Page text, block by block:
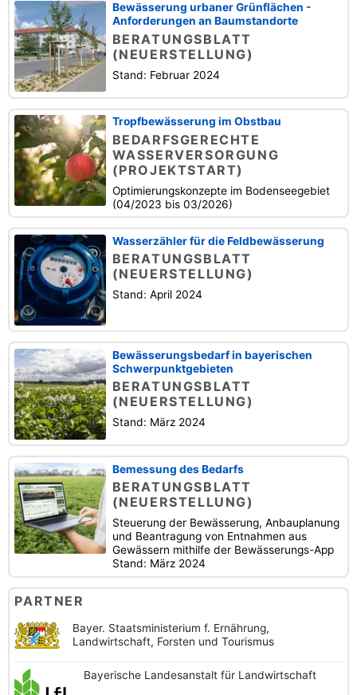
Bewässerung urbaner Grünflächen -
Anforderungen an Baumstandorte
BERATUNGSBLATT
(NEUERSTELLUNG)
Stand: Februar 2024
Tropfbewässerung im Obstbau
BEDARFSGERECHTE
WASSERVERSORGUNG
(PROJEKTSTART)
Optimierungskonzepte im Bodenseegebiet
(04/2023 bis 03/2026)
Wasserzähler für die Feldbewässerung
BERATUNGSBLATT
(NEUERSTELLUNG)
Stand: April 2024
Bewässerungsbedarf in bayerischen
Schwerpunktgebieten
BERATUNGSBLATT
(NEUERSTELLUNG)
Stand: März 2024
Bemessung des Bedarfs
BERATUNGSBLATT
(NEUERSTELLUNG)
Steuerung der Bewässerung, Anbauplanung
und Beantragung von Entnahmen aus
Gewässern mithilfe der Bewässerungs-App
Stand: März 2024
PARTNER
Bayer. Staatsministerium f. Ernährung,
Landwirtschaft, Forsten und Tourismus
Bayerische Landesanstaltfür Landwirtschaft